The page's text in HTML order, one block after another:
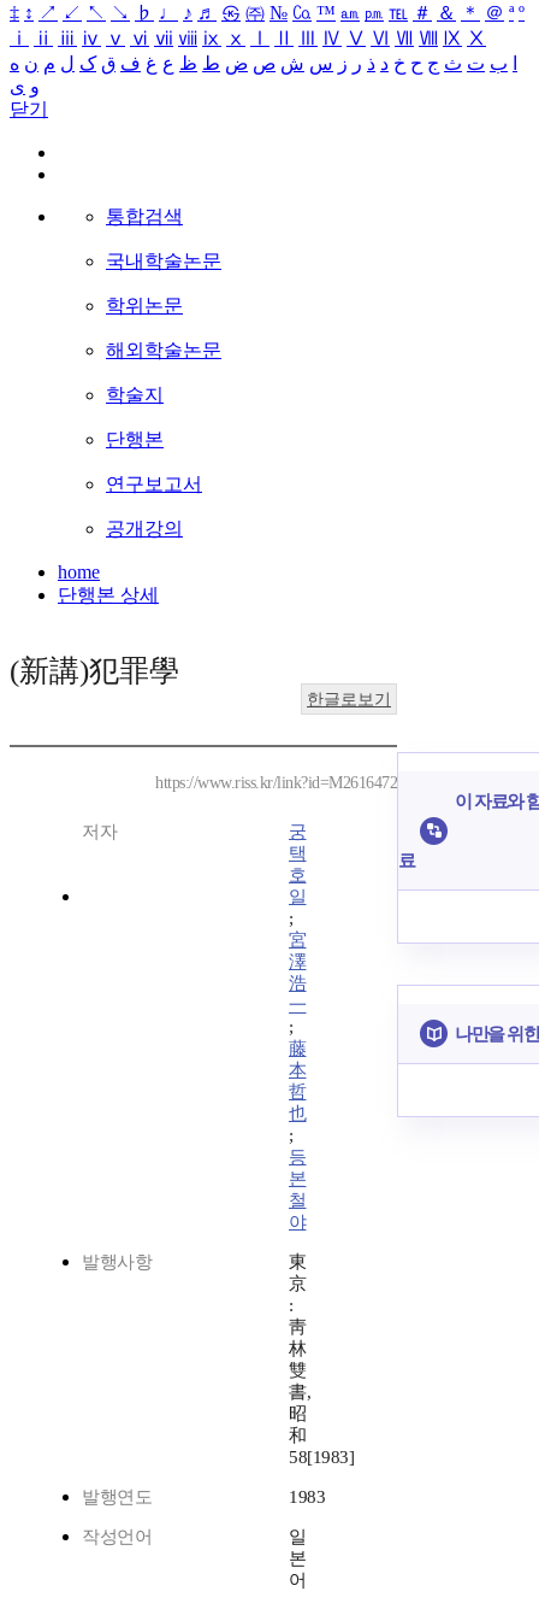
‡ ↕ ↗ ↙ ↖ ↘ ♭ ♩ ♪ ♬ ㉿ ㈜ № ㏇ ™ ㏂ ㏘ ℡ ＃ ＆ ＊ ＠ ª º
ⅰ
ⅱ ⅲ ⅳ ⅴ ⅵ ⅶ ⅷ ⅸ ⅹ Ⅳ Ⅴ Ⅵ Ⅶ Ⅷ Ⅸ Ⅹ
ب ت ث ج ح خ د ذ ر ز س ش ص ض ط ظ ع غ ف ق ک ل م ن ه
و ی
닫기
통합검색
국내학술논문
학위논문
해외학술논문
학술지
단행본
연구보고서
공개강의
home
단행본 상세
(新講)犯罪學
한글로보기
https://www.riss.kr/link?id=M2616472
저자
궁
택
호
일
;
宮
澤
浩
一
;
藤
本
哲
也
;
등
본
철
야
발행사항
東
京
:
靑
林
雙
書,
昭
和
58[1983]
발행연도 1983
작성언어
일
본
어
이 자료와
료
나만을 위